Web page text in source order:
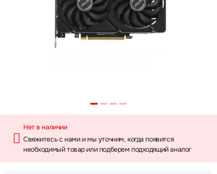
Нет в наличии
Свяжитесь с нами и мы уточним, когда появится
необходимый товар или подберем подходящий аналог